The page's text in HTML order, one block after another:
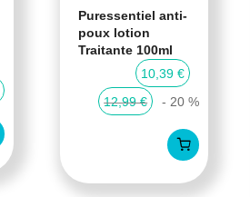
Puressentiel anti-
poux lotion
Traitante 100ml
10,39 €
12,99 €
- 20 %